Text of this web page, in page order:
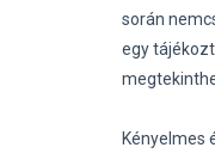
során
egy
Kényelmes